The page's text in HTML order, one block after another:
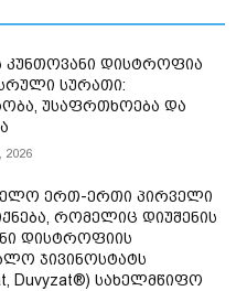
კუნთოვანი დისტროფია
სურათი:
უსაფრთხოება და
ერთ-ერთი პირველი
რომელიც დიუშენის
დისტროფიის
ჯივინოსტატს
Duvyzat®) სახელმწიფო